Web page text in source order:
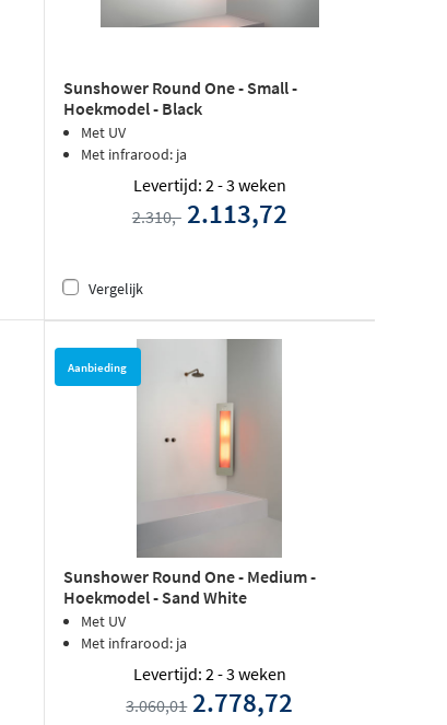
Sunshower Round One - Small -
Hoekmodel - Black
Met UV
Met infrarood: ja
Levertijd: 2 - 3 weken
2.310,- 2.113,72
Vergelijk
Aanbieding
Sunshower Round One - Medium -
Hoekmodel - Sand White
Met UV
Met infrarood: ja
Levertijd: 2 - 3 weken
3.060,01 2.778,72